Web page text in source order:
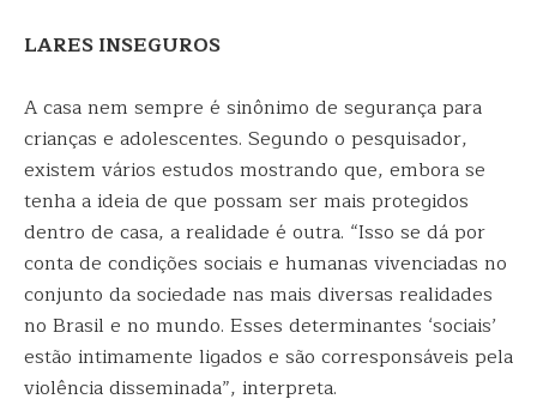
LARES INSEGUROS
A casa nem sempre é sinônimo de segurança para
crianças e adolescentes. Segundo o pesquisador,
existem vários estudos mostrando que, embora se
tenha a ideia de que possam ser mais protegidos
dentro de casa, a realidade é outra. “Isso se dá por
conta de condições sociais e humanas vivenciadas no
conjunto da sociedade nas mais diversas realidades
no Brasil e no mundo. Esses determinantes ‘sociais’
estão intimamente ligados e são corresponsáveis pela
violência disseminada”, interpreta.